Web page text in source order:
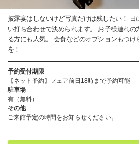
披露宴はしないけど写真だけは残したい！ 日
い打ち合わせで決められます。 お子様連れ
る方にも人気。 会食などのオプションもつけ
を！
予約受付期限
【ネット予約】フェア前日18時まで予約可能
駐車場
有（無料）
その他
ご来館予定の時間をお知らせください。